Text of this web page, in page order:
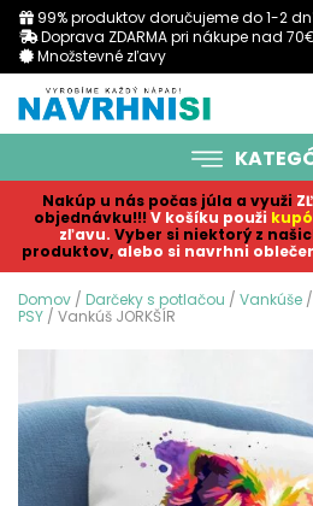
99% produktov doručujeme do 1-2
Doprava ZDARMA pri nákupe nad
Množstevné zľavy
Nakúp u nás počas júla a využi
objednávku!!! V košíku použi
zľavu. Vyber si niektorý z
produktov, alebo si navrhni
Domov / Darčeky s potlačou / Vankúše /
PSY / Vankúš JORKŠÍR